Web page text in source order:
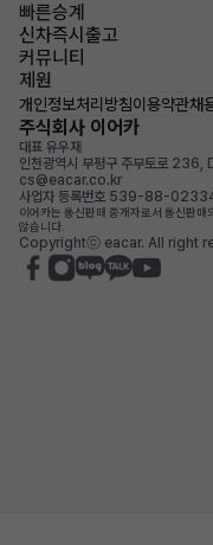
빠른승계
신차즉시출고
커뮤니티
제원
개인정보처리방침이용약관채
주식회사 이어카
대표 유우재
인천광역시 부평구 주부토로 236,
cs@eacar.co.kr
사업자 등록번호 539-88-
이어카는 통신판매 중개자로서 통신판
않습니다.
Copyrightⓒ eacar. All right